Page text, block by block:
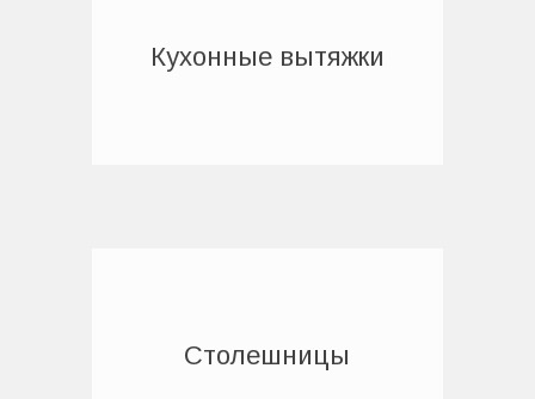
Кухонные вытяжки
Столешницы